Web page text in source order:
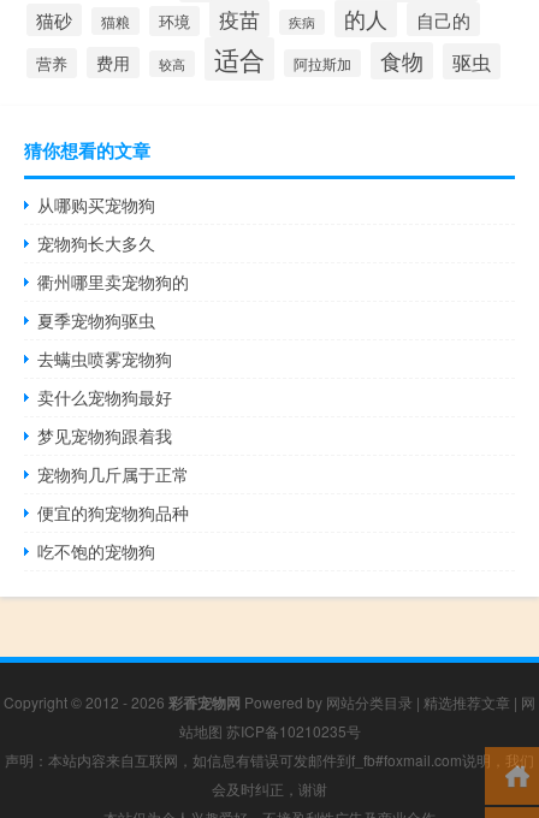
猫砂 猫粮 环境 疫苗 疾病 的人 自己的
营养 费用 较高 适合 阿拉斯加 食物 驱虫
猜你想看的文章
从哪购买宠物狗
宠物狗长大多久
衢州哪里卖宠物狗的
夏季宠物狗驱虫
去螨虫喷雾宠物狗
卖什么宠物狗最好
梦见宠物狗跟着我
宠物狗几斤属于正常
便宜的狗宠物狗品种
吃不饱的宠物狗
Copyright © 2012 - 2026 彩香宠物网 Powered by 网站分类目录 | 精选推荐文章 | 网
站地图 苏ICP备10210235号
声明：本站内容来自互联网，如信息有错误可发邮件到f_fb#foxmail.com说明，我们
会及时纠正，谢谢